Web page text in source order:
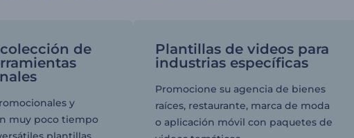
de
y
muy poco tiempo
Plantillas de videos para
industrias específicas
Promocione su agencia de bienes
raíces, restaurante, marca de moda
o aplicación móvil con paquetes de